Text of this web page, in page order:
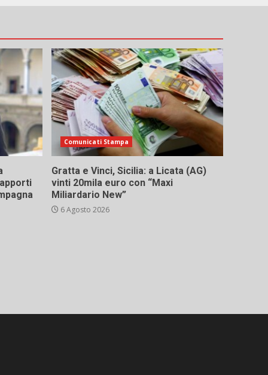
Comunicati Stampa
Gratta e Vinci, Sicilia: a Licata (AG)
vinti 20mila euro con “Maxi
Miliardario New”
6 Agosto 2026